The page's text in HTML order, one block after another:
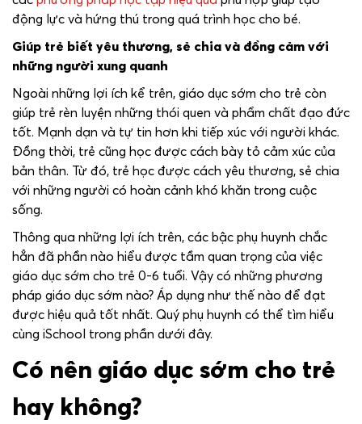
động lực và hứng thú trong quá trình học cho bé.
Giúp trẻ biết yêu thương, sẻ chia và đồng cảm với
những người xung quanh
Ngoài những lợi ích kể trên, giáo dục sớm cho trẻ còn
giúp trẻ rèn luyện những thói quen và phẩm chất đạo đức
tốt. Mạnh dạn và tự tin hơn khi tiếp xúc với người khác.
Đồng thời, trẻ cũng học được cách bày tỏ cảm xúc của
bản thân. Từ đó, trẻ học được cách yêu thương, sẻ chia
với những người có hoàn cảnh khó khăn trong cuộc
sống.
Thông qua những lợi ích trên, các bậc phụ huynh chắc
hẳn đã phần nào hiểu được tầm quan trọng của việc
giáo dục sớm cho trẻ 0-6 tuổi. Vậy có những phương
pháp giáo dục sớm nào? Áp dụng như thế nào để đạt
được hiệu quả tốt nhất. Quý phụ huynh có thể tìm hiểu
cùng iSchool trong phần dưới đây.
Có nên giáo dục sớm cho trẻ
hay không?